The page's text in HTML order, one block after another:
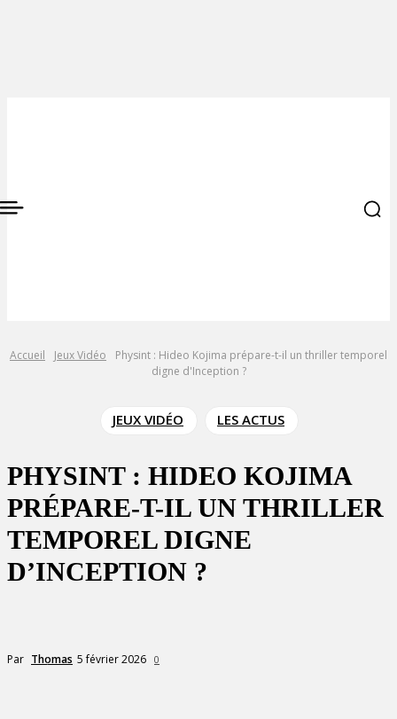
Accueil Jeux Vidéo
Physint : Hideo Kojima prépare-t-il un thriller temporel
digne d'Inception ?
JEUX VIDÉO LES ACTUS
PHYSINT : HIDEO KOJIMA
PRÉPARE-T-IL UN THRILLER
TEMPOREL DIGNE
D’INCEPTION ?
Par Thomas 5 février 2026 0